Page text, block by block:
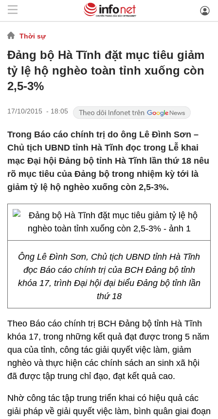
Thời sự
Đảng bộ Hà Tĩnh đặt mục tiêu giảm
tỷ lệ hộ nghèo toàn tỉnh xuống còn
2,5-3%
17/10/2015 - 18:05
Trong Báo cáo chính trị do ông Lê Đình Sơn –
Chủ tịch UBND tỉnh Hà Tĩnh đọc trong Lễ khai
mạc Đại hội Đảng bộ tỉnh Hà Tĩnh lần thứ 18 nêu
rõ mục tiêu của Đảng bộ trong nhiệm kỳ tới là
giảm tỷ lệ hộ nghèo xuống còn 2,5-3%.
Ông Lê Đình Sơn, Chủ tịch UBND tỉnh Hà Tĩnh
đọc Báo cáo chính trị của BCH Đảng bộ tỉnh
khóa 17, trình Đại hội đại biểu Đảng bộ tỉnh lần
thứ 18
Theo Báo cáo chính trị BCH Đảng bộ tỉnh Hà Tĩnh
khóa 17, trong những kết quả đạt được trong 5 năm
qua của tỉnh, công tác giải quyết việc làm, giảm
nghèo và thực hiện các chính sách an sinh xã hội
đã được tập trung chỉ đạo, đạt kết quả cao.
Nhờ công tác tập trung triển khai có hiệu quả các
giải pháp về giải quyết việc làm, bình quân giai đoạn